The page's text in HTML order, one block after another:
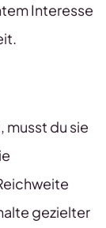
Interesse
musst du sie
gezielter